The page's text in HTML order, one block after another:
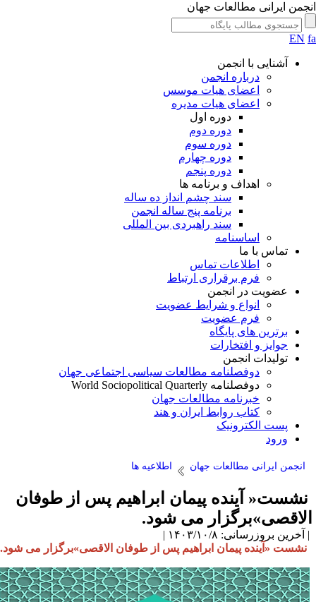
ایرانی مطالعات جهان
EN
آشنایی با انجمن
درباره انجمن
اعضای هیات موسس
اعضای هیات مدیره
دوره اول
دوره دوم
دوره سوم
دوره چهارم
دوره پنجم
اهداف و برنامه ها
سند چشم انداز ده ساله
برنامه پنج ساله انجمن
سند راهبردی بین المللی
اساسنامه
تماس با ما
اطلاعات تماس
فرم برقراری ارتباط
عضویت در انجمن
انواع و شرایط عضویت
فرم عضویت
برترین های پایگاه
جوایز و افتخارات
تولیدات انجمن
دوفصلنامه مطالعات سیاسی اجتماعی جهان
دوفصلنامه World Sociopolitical Quarterly
خبرنامه مطالعات جهان
کتاب روابط ایران و هند
پست الکترونیک
ورود
انجمن ایرانی مطالعات جهان اطلاعیه ها
آینده پیمان ابراهیم پس از طوفان
می شود.
بروزرسانی: ۱۴۰۳/۱۰/۸ |
نشست «آینده پیمان ابراهیم پس از طوفان الاقصی»برگزار می شود.